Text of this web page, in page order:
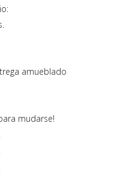
amueblado
mudarse!